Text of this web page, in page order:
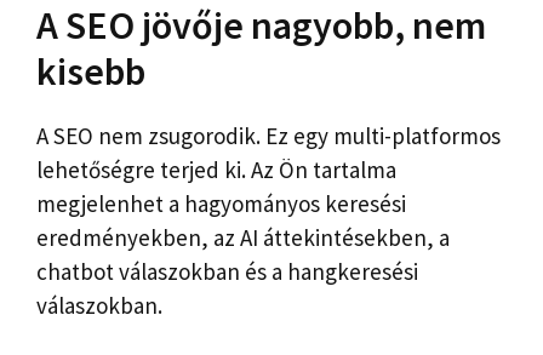
A SEO jövője nagyobb, nem
kisebb
A SEO nem zsugorodik. Ez egy multi-platformos
lehetőségre terjed ki. Az Ön tartalma
megjelenhet a hagyományos keresési
eredményekben, az AI áttekintésekben, a
chatbot válaszokban és a hangkeresési
válaszokban.